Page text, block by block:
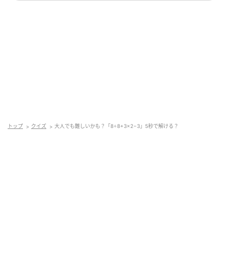
トップ クイズ 大人でも難しいかも？「8÷8+3×2−3」5秒で解ける？